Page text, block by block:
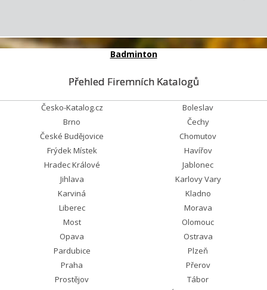
Badminton
Přehled Firemních Katalogů
Česko-Katalog.cz
Boleslav
Brno
Čechy
České Budějovice
Chomutov
Frýdek Místek
Havířov
Hradec Králové
Jablonec
Jihlava
Karlovy Vary
Karviná
Kladno
Liberec
Morava
Most
Olomouc
Opava
Ostrava
Pardubice
Plzeň
Praha
Přerov
Prostějov
Tábor